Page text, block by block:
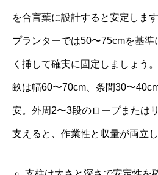
を合言葉に設計すると安定しま
プランターでは50〜75cmを基
く挿して確実に固定しましょう。
畝は幅60〜70cm、条間30〜
安。外周2〜3段のロープまたは
支えると、作業性と収量が両立し